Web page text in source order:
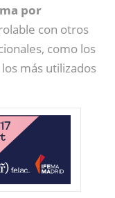
por
con otros
como los
más utilizados